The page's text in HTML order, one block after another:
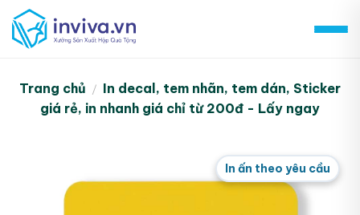
Skip
to
content
Trang chủ / In decal, tem nhãn, tem dán, Sticker
giá rẻ, in nhanh giá chỉ từ 200đ - Lấy ngay
In ấn theo yêu cầu